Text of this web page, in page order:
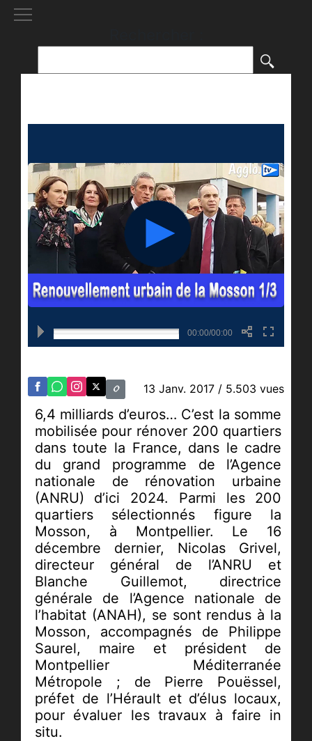
00:00/00:00
13 Janv. 2017 / 5.503 vues
6,4 milliards d’euros… C’est la somme
mobilisée pour rénover 200 quartiers
dans toute la France, dans le cadre
du grand programme de l’Agence
nationale de rénovation urbaine
(ANRU) d’ici 2024. Parmi les 200
quartiers sélectionnés figure la
Mosson, à Montpellier. Le 16
décembre dernier, Nicolas Grivel,
directeur général de l’ANRU et
Blanche Guillemot, directrice
générale de l’Agence nationale de
l’habitat (ANAH), se sont rendus à la
Mosson, accompagnés de Philippe
Saurel, maire et président de
Montpellier Méditerranée
Métropole ; de Pierre Pouëssel,
préfet de l’Hérault et d’élus locaux,
pour évaluer les travaux à faire in
situ.